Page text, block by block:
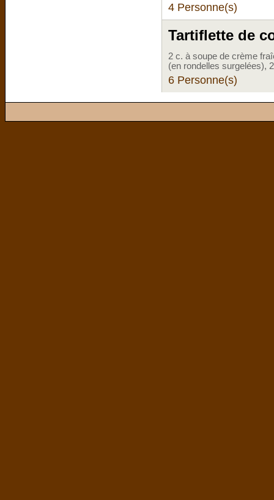
4 Personne(s)
Tartiflette de
2 c. à soupe de crème
(en rondelles surgelées),
6 Personne(s)